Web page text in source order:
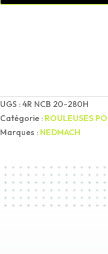
UGS :4R NCB 20-280H
Catégorie : ROULEUSES
Marques : NEDMACH